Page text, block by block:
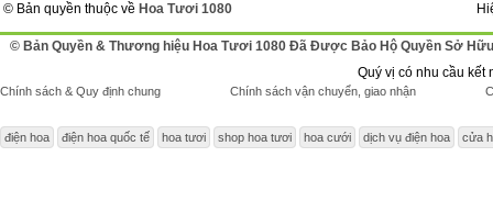
© Bản quyền thuộc về Hoa Tươi 1080
© Bản Quyền & Thương hiệu Hoa Tươi 1080 Đã Được Bảo Hộ Quyền Sở Hữu
Quý vị có nhu cầu kết
Chính sách & Quy định chung Chính sách vận chuyển, giao nhận
điện hoa điện hoa quốc tế hoa tươi shop hoa tươi hoa cưới dịch vụ điện hoa cửa